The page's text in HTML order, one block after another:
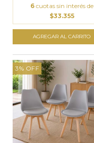
6 cuotas sin interés de
$33.355
3% OFF